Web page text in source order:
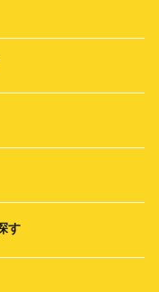
す